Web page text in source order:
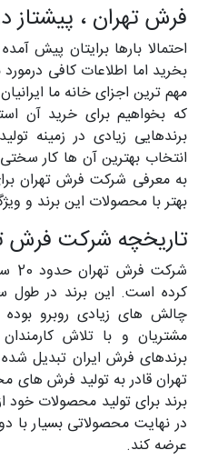
فرش تهران ،
احتمالا بارها برایتان پیش
بخرید اما اطلاعات کافی
مهم ترین اجزای خانه ما
که بخواهیم برای خرید آن
برندهایی زیادی در زمینه تولید
انتخاب بهترین آن ها کار
به معرفی شرکت فرش تهران
بهتر با محصولات این برند و
تاریخچه شرکت فرش
کرده است. این برند در طول
چالش های زیادی روبرو
مشتریان و با تلاش
برندهای فرش ایران تبدیل
تهران قادر به تولید فرش های
برند برای تولید محصولات خود
در نهایت محصولاتی بسیار با
عرضه کند.